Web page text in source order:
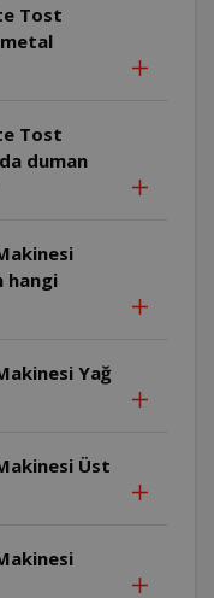
Tost
metal
Tost
duman
hangi
Yağ
Üst